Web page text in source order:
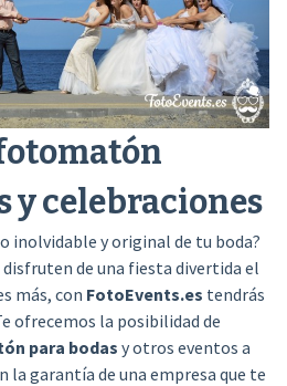
y celebraciones
inolvidable y original de tu boda?
disfruten de una fiesta divertida el
más, con FotoEvents.es tendrás
ofrecemos la posibilidad de
para bodas y otros eventos a
la garantía de una empresa que te